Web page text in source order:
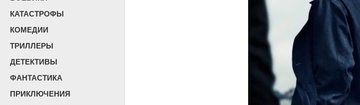
КАТАСТРОФЫ
КОМЕДИИ
ТРИЛЛЕРЫ
ДЕТЕКТИВЫ
ФАНТАСТИКА
ПРИКЛЮЧЕНИЯ